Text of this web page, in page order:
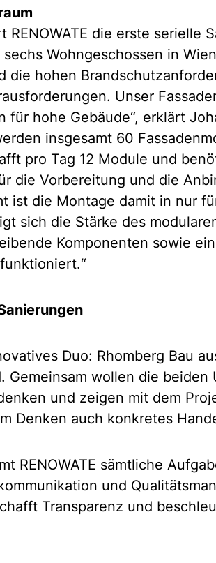
die erste serielle
Wohngeschossen in
die hohen
Unser
für hohe Gebäude“, erklärt
insgesamt 60
pro Tag 12 Module und
die Vorbereitung und die
ist die Montage damit in nur
sich die Stärke des
Komponenten sowie
Duo: Rhomberg Bau
Gemeinsam wollen die beiden
und zeigen mit dem
Denken auch konkretes
RENOWATE sämtliche
und
Transparenz und